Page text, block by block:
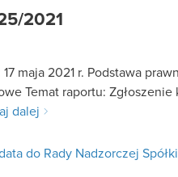
2021
maja 2021 r. Podstawa
Temat raportu: Zgłoszenie
dalej
do Rady Nadzorczej Spółki